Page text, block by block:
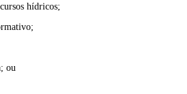
hídricos;
ou